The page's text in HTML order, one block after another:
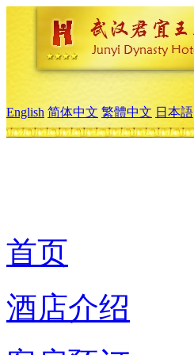
English 简体中文 繁體中文 日本語
首页
酒店介绍